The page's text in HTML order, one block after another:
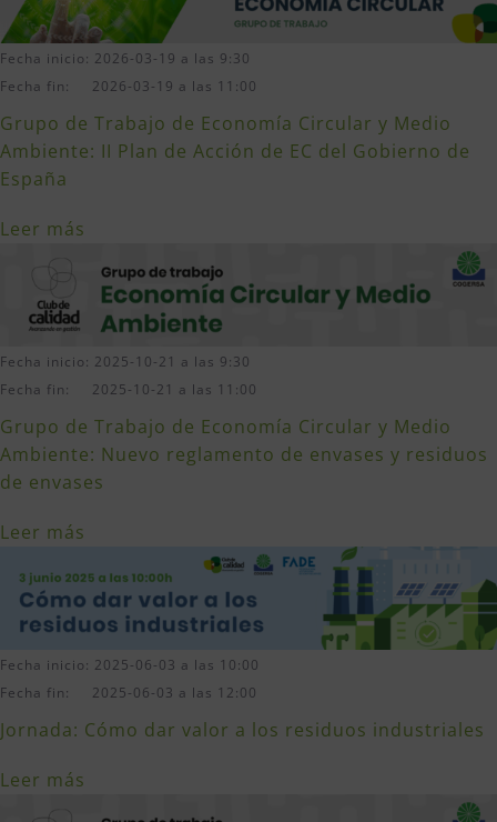
Fecha inicio: 2026-03-19 a las 9:30
Fecha fin: 2026-03-19 a las 11:00
Grupo de Trabajo de Economía Circular y Medio
Ambiente: II Plan de Acción de EC del Gobierno de
España
Leer más
Fecha inicio: 2025-10-21 a las 9:30
Fecha fin: 2025-10-21 a las 11:00
Grupo de Trabajo de Economía Circular y Medio
Ambiente: Nuevo reglamento de envases y residuos
de envases
Leer más
Fecha inicio: 2025-06-03 a las 10:00
Fecha fin: 2025-06-03 a las 12:00
Jornada: Cómo dar valor a los residuos industriales
Leer más